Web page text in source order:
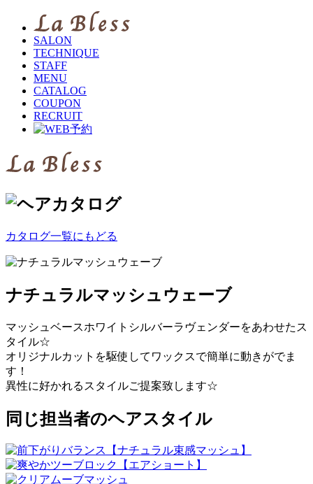
SALON
TECHNIQUE
STAFF
MENU
CATALOG
COUPON
RECRUIT
カタログ一覧にもどる
ナチュラルマッシュウェーブ
マッシュベースホワイトシルバーラヴェンダーをあわせたス
タイル☆
オリジナルカットを駆使してワックスで簡単に動きがでま
す！
異性に好かれるスタイルご提案致します☆
同じ担当者のヘアスタイル